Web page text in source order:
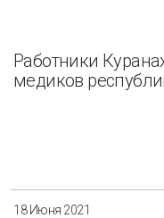
Работники
медиков
18 Июня 2021